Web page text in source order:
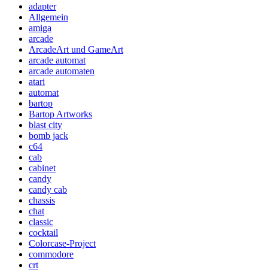
adapter
Allgemein
amiga
arcade
ArcadeArt und GameArt
arcade automat
arcade automaten
atari
automat
bartop
Bartop Artworks
blast city
bomb jack
c64
cab
cabinet
candy
candy cab
chassis
chat
classic
cocktail
Colorcase-Project
commodore
crt